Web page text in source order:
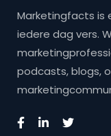
Marketingfacts is
iedere dag vers.
podcasts, blogs,